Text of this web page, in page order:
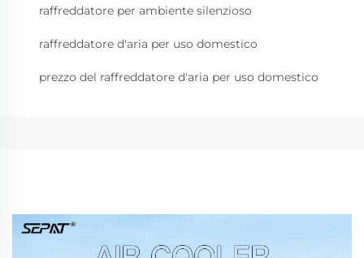
raffreddatore per ambiente silenzioso
raffreddatore d'aria per uso domestico
prezzo del raffreddatore d'aria per uso domestico